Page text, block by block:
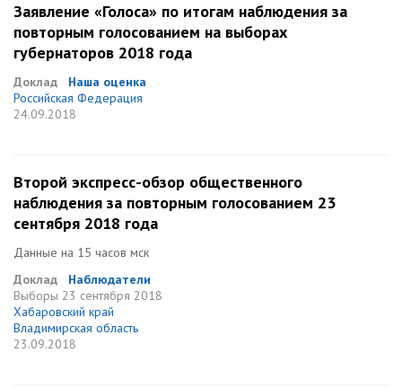
Заявление «Голоса» по итогам наблюдения за
повторным голосованием на выборах
губернаторов 2018 года
Доклад
Наша оценка
Российская Федерация
24.09.2018
Второй экспресс-обзор общественного
наблюдения за повторным голосованием 23
сентября 2018 года
Данные на 15 часов мск
Доклад
Наблюдатели
Выборы 23 сентября 2018
Хабаровский край
Владимирская область
23.09.2018